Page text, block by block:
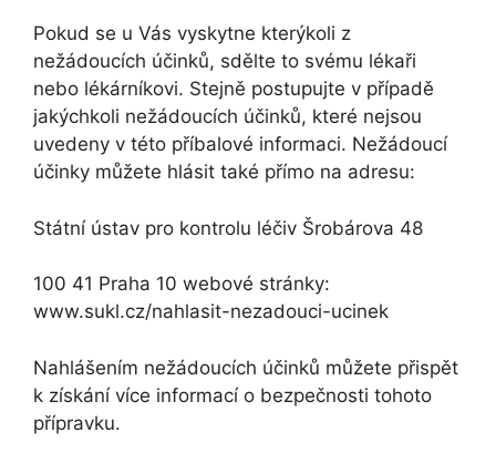
Pokud se u Vás vyskytne kterýkoli z
nežádoucích účinků, sdělte to svému lékaři
nebo lékárníkovi. Stejně postupujte v případě
jakýchkoli nežádoucích účinků, které nejsou
uvedeny v této příbalové informaci. Nežádoucí
účinky můžete hlásit také přímo na adresu:
Státní ústav pro kontrolu léčiv Šrobárova 48
100 41 Praha 10 webové stránky:
www.sukl.cz/nahlasit-nezadouci-ucinek
Nahlášením nežádoucích účinků můžete přispět
k získání více informací o bezpečnosti tohoto
přípravku.